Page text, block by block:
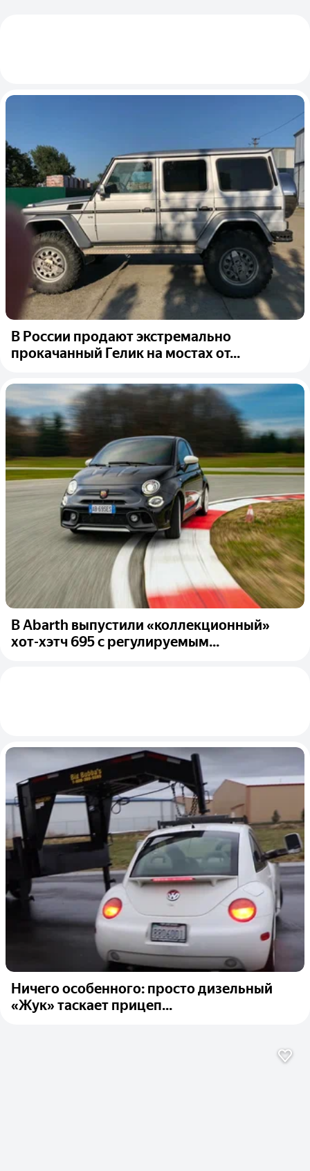
В России продают экстремально
прокачанный Гелик на мостах от...
В Abarth выпустили «коллекционный»
хот-хэтч 695 с регулируемым...
Ничего особенного: просто дизельный
«Жук» таскает прицеп...